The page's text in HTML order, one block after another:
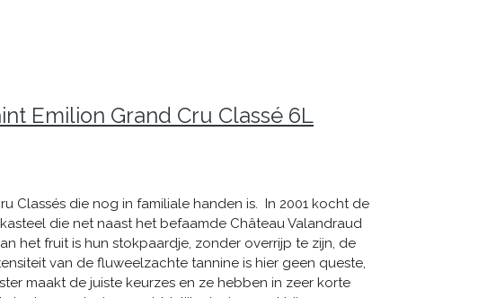
Emilion Grand Cru Classé 6L
Classés die nog in familiale handen is. In 2001 kocht de
die net naast het befaamde Château Valandraud
het fruit is hun stokpaardje, zonder overrijp te zijn, de
van de fluweelzachte tannine is hier geen queste,
maakt de juiste keurzes en ze hebben in zeer korte